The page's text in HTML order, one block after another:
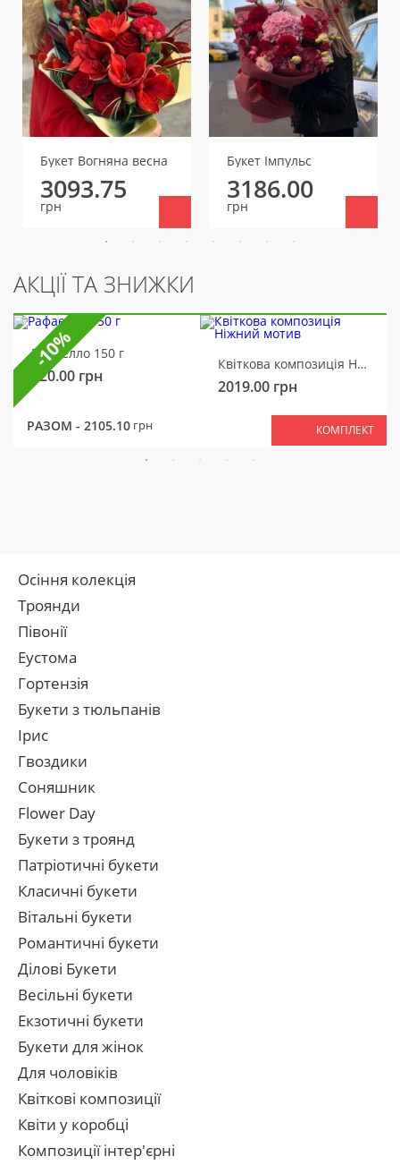
Букет Вогняна весна
3093.75
грн
Букет Імпульс
3186.00
грн
АКЦІЇ ТА ЗНИЖКИ
Рафаелло 150 г
320.00 грн
Квіткова композиція Ніжний мотив
2019.00 грн
РАЗОМ - 2105.10 грн КОМПЛЕКТ
-10%
Осіння колекція
Троянди
Півонії
Еустома
Гортензія
Букети з тюльпанів
Ірис
Гвоздики
Соняшник
Flower Day
Букети з троянд
Патріотичні букети
Класичні букети
Вітальні букети
Романтичні букети
Ділові Букети
Весільні букети
Екзотичні букети
Букети для жінок
Для чоловіків
Квіткові композиції
Квіти у коробці
Композиції інтер'єрні